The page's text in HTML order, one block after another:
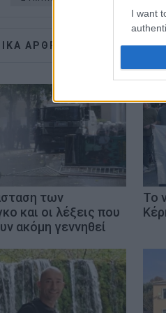
I want
AΡΘΡΑ
των
και οι λέξεις που
ακόμη γεννηθεί
Το